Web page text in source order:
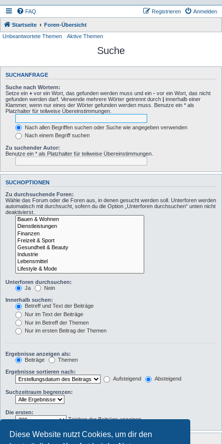
Diese Website nutzt Cookies, um dir den
FAQ Anmelden
Registrieren
Startseite
Foren-Übersicht
Unbeantwortete Themen
Aktive Themen
Suche
SUCHANFRAGE
Suche nach Wörtern:
Setze ein + vor ein Wort, das gefunden werden muss und ein - vor ein Wort, das nicht
gefunden werden darf. Verwende mehrere Wörter getrennt durch | innerhalb einer
Klammer, wenn nur eines der Wörter gefunden werden muss. Benutze ein * als
Platzhalter für teilweise Übereinstimmungen.
Nach allen Begriffen suchen oder Suche wie angegeben verwenden
Nach einem Begriff suchen
Zu suchender Autor:
Benutze ein * als Platzhalter für teilweise Übereinstimmungen.
SUCHOPTIONEN
Zu durchsuchende Foren:
Wähle das Forum oder die Foren aus, in denen gesucht werden soll. Unterforen werden
automatisch mit durchsucht, sofern du die Option „Unterforen durchsuchen“ unten nicht
deaktivierst.
Unterforen durchsuchen:
Ja
Nein
Innerhalb suchen:
Betreff und Text der Beiträge
Nur im Text der Beiträge
Nur im Betreff der Themen
Nur im ersten Beitrag der Themen
Ergebnisse anzeigen als:
Beiträge
Themen
Ergebnisse sortieren nach:
Aufsteigend
Absteigend
Suchzeitraum begrenzen:
Die ersten:
Zeichen der Beiträge anzeigen